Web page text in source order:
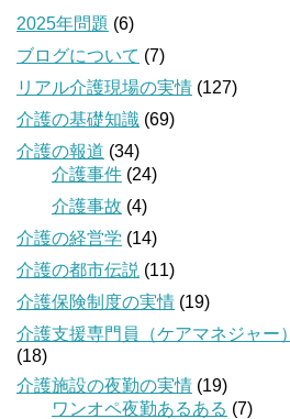
2025年問題 (6)
ブログについて (7)
リアル介護現場の実情 (127)
介護の基礎知識 (69)
介護の報道 (34)
介護事件 (24)
介護事故 (4)
介護の経営学 (14)
介護の都市伝説 (11)
介護保険制度の実情 (19)
介護支援専門員（ケアマネジャー）
(18)
介護施設の夜勤の実情 (19)
ワンオペ夜勤あるある (7)